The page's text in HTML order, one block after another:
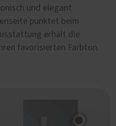
und elegant
punktet beim
erhält die
favorisierten Farbton.